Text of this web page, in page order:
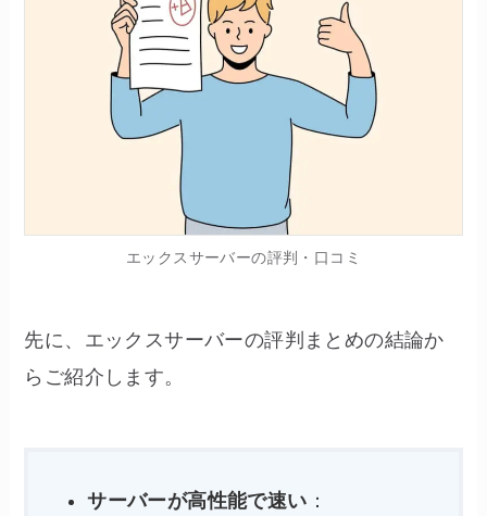
エックスサーバーの評判・口コミ
先に、エックスサーバーの評判まとめの結論か
らご紹介します。
サーバーが高性能で速い ：